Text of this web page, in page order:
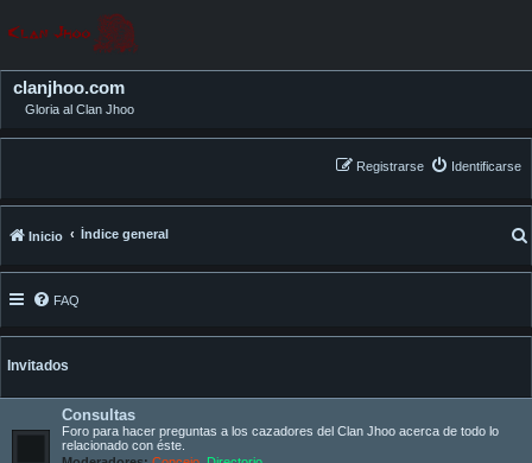
clanjhoo.com
Gloria al Clan Jhoo
Identificarse
Registrarse
Inicio Índice general
FAQ
Invitados
Consultas
Foro para hacer preguntas a los cazadores del Clan Jhoo acerca de todo lo
relacionado con éste.